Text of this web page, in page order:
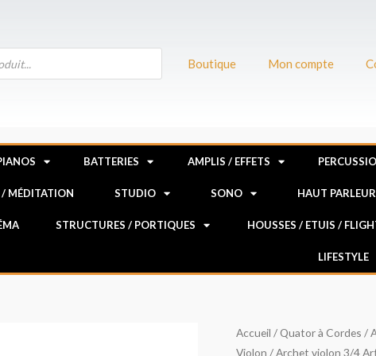
Boutique Mon compte
BATTERIES AMPLIS / EFFETS
/ MÉDITATION STUDIO SONO HAUT PARLEUR
STRUCTURES / PORTIQUES HOUSSES / ETUIS /
LIFESTYLE
Accueil /Quator à Cordes /
Violon / Archet violon 3/4
quantité